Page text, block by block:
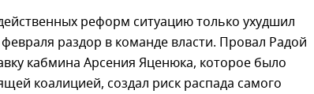
реформ ситуацию только ухудшил
раздор в команде власти. Провал Радой
кабмина Арсения Яценюка, которое было
коалицией, создал риск распада самого